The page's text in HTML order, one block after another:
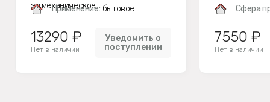
эл.механическое
Применение: бытовое
13290 ₽
Нет в наличии
Уведомить о
поступлении
Сфера
7550 ₽
Нет в наличии